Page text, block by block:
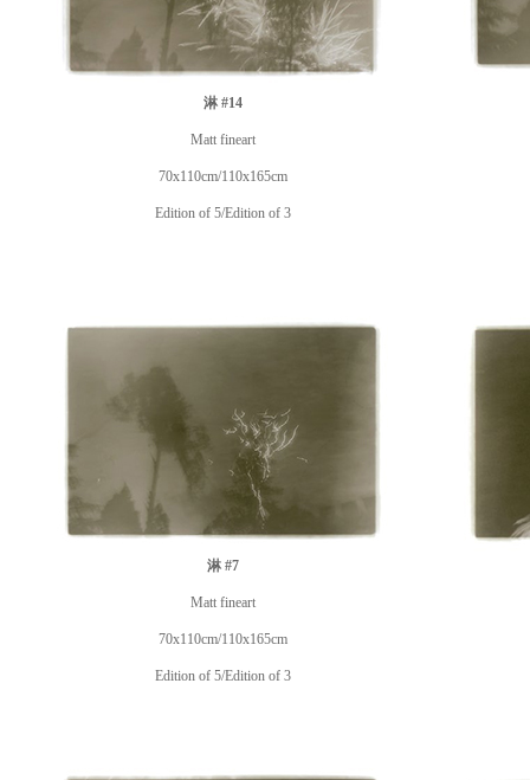
淋 #14
Matt fineart
70x110cm/110x165cm
Edition of 5/Edition of 3
淋 #7
Matt fineart
70x110cm/110x165cm
Edition of 5/Edition of 3